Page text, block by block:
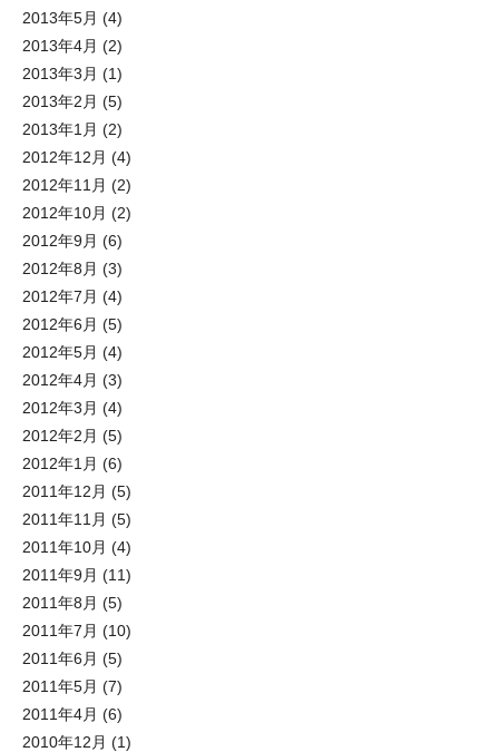
2013年5月 (4)
2013年4月 (2)
2013年3月 (1)
2013年2月 (5)
2013年1月 (2)
2012年12月 (4)
2012年11月 (2)
2012年10月 (2)
2012年9月 (6)
2012年8月 (3)
2012年7月 (4)
2012年6月 (5)
2012年5月 (4)
2012年4月 (3)
2012年3月 (4)
2012年2月 (5)
2012年1月 (6)
2011年12月 (5)
2011年11月 (5)
2011年10月 (4)
2011年9月 (11)
2011年8月 (5)
2011年7月 (10)
2011年6月 (5)
2011年5月 (7)
2011年4月 (6)
2010年12月 (1)